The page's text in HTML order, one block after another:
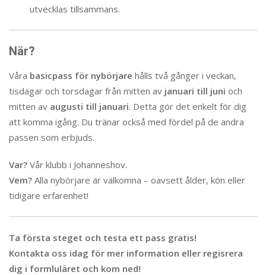
utvecklas tillsammans.
När?
Våra basicpass för nybörjare hålls två gånger i veckan,
tisdagar och torsdagar från mitten av januari till juni och
mitten av augusti till januari. Detta gör det enkelt för dig
att komma igång. Du tränar också med fördel på de andra
passen som erbjuds.
Var? Vår klubb i Johanneshov.
Vem? Alla nybörjare är välkomna – oavsett ålder, kön eller
tidigare erfarenhet!
Ta första steget och testa ett pass gratis!
Kontakta oss idag för mer information eller regisrera
dig i formluläret och kom ned!